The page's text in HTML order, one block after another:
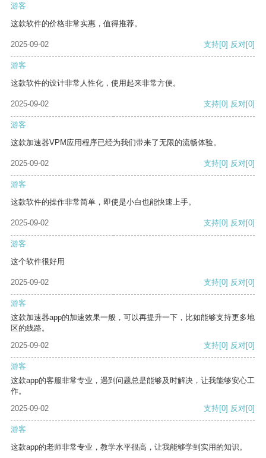
游客
这款软件的价格非常实惠，值得推荐。
2025-09-02 支持[0] 反对[0]
游客
这款软件的设计非常人性化，使用起来非常方便。
2025-09-02 支持[0] 反对[0]
游客
这款加速器VPM应用程序已经为我们带来了无限的流畅体验。
2025-09-02 支持[0] 反对[0]
游客
这款软件的操作非常简单，即使是小白也能快速上手。
2025-09-02 支持[0] 反对[0]
游客
这个软件很好用
2025-09-02 支持[0] 反对[0]
游客
这款加速器app的加速效果一般，可以再提升一下，比如能够支持更多地
区的线路。
2025-09-02
支持[0] 反对[0]
游客
这款app的客服非常专业，遇到问题总是能够及时解决，让我能够安心工
作。
2025-09-02
支持[0] 反对[0]
游客
这款app的老师非常专业，教学水平很高，让我能够学到实用的知识。